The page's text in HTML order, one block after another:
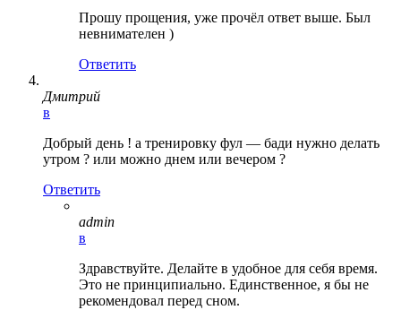
Прошу прощения, уже прочёл ответ выше. Был
невнимателен )
Ответить
Дмитрий
в
Добрый день ! а тренировку фул — бади нужно делать
утром ? или можно днем или вечером ?
Ответить
admin
в
Здравствуйте. Делайте в удобное для себя время.
Это не принципиально. Единственное, я бы не
рекомендовал перед сном.